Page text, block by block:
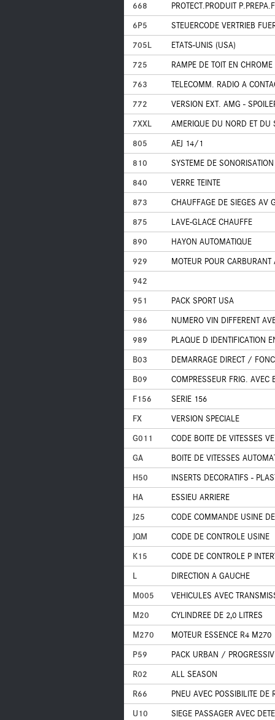
668
PROTECT.PRODUIT
6P5
STEUERCODE VERTRIEB
705L
ETATS-UNIS (USA)
725
RAMPE DE TOIT EN CHROME
763
TELECOMM. RADIO A
772
VERSION EXT. AMG -
7XXL
AMERIQUE DU NORD ET DU
805
AEJ 14/1
810
SYSTEME DE
840
VERRE TEINTE
873
CHAUFFAGE DE SIEGES AV
875
LAVE-GLACE CHAUFFE
890
HAYON AUTOMATIQUE
929
MOTEUR POUR
942
951
PACK SPORT USA
986
NUMERO VIN DIFFERENT
989
PLAQUE D IDENTIFICATION
B03
DEMARRAGE DIRECT /
B09
COMPRESSEUR FRIG. AVEC
F156
SERIE 156
FX
VERSION SPECIALE
G011
CODE BOITE DE VITESSES
GA
BOITE DE VITESSES
H50
INSERTS DECORATIFS -
HA
ESSIEU ARRIERE
J25
CODE COMMANDE USINE
JQM
CODE DE CONTROLE USINE
K15
CODE DE CONTROLE P
L
DIRECTION A GAUCHE
M005
VEHICULES AVEC
M20
CYLINDREE DE 2,0 LITRES
M270
MOTEUR ESSENCE R4 M270
P59
PACK URBAN /
R02
ALL SEASON
R66
PNEU AVEC POSSIBILITE DE
U10
SIEGE PASSAGER AVEC